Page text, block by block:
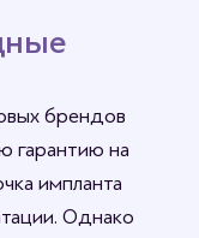
брендов
гарантию на
импланта
Однако